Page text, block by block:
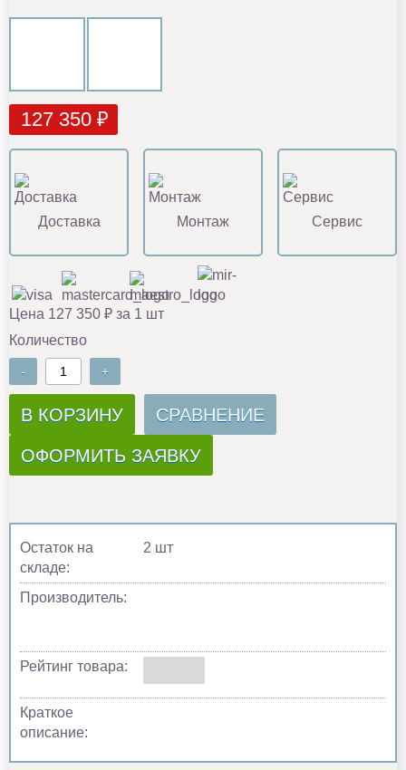
127 350 ₽
Доставка Монтаж Сервис
Цена 127 350 ₽ за 1 шт
Количество
- +
В КОРЗИНУ СРАВНЕНИЕ
ОФОРМИТЬ ЗАЯВКУ
Остаток на
складе:
2 шт
Производитель:
Рейтинг товара:
Краткое
описание: